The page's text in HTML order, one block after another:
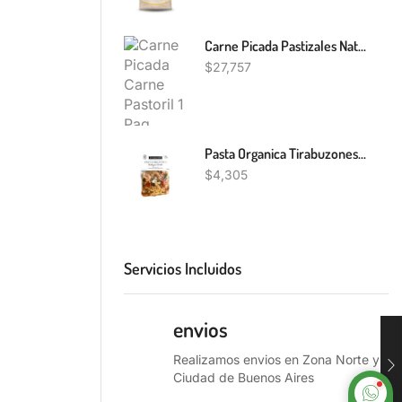
Carne Picada Pastizales Nativos 1 Paq
$27,757
Pasta Organica Tirabuzones Tricolor Pampa Gourmet 500g
$4,305
Servicios Incluidos
envios
Realizamos envios en Zona Norte y
Ciudad de Buenos Aires